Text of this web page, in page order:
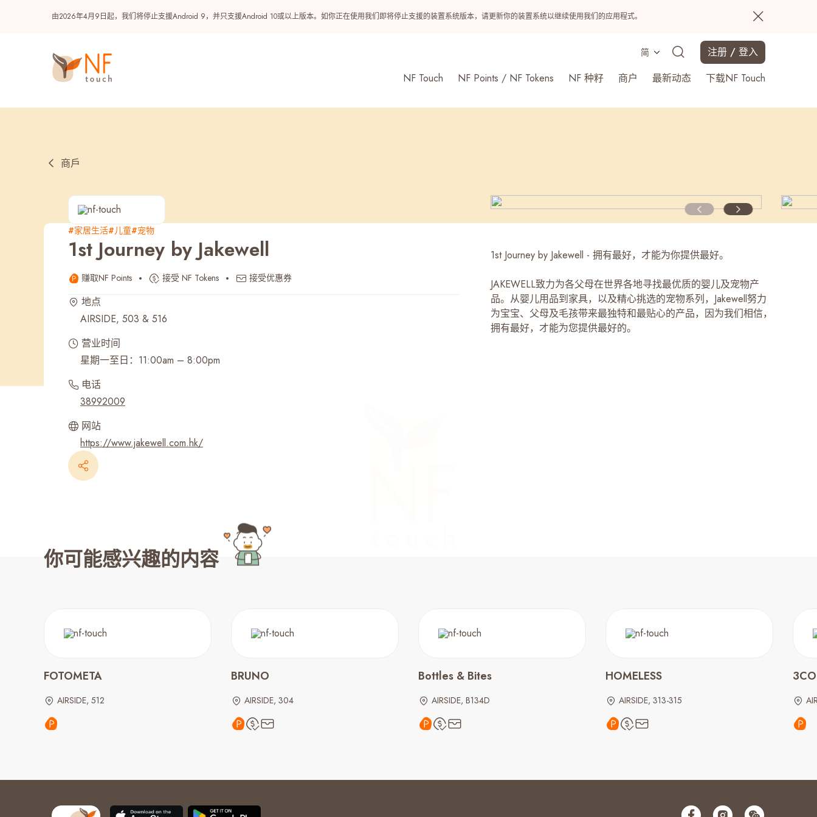
由2026年4月9日起，我们将停止支援Android 9，并只支援Android 10或以上版本。如你正在使用我们即将停止支援的装置系统版本，请更新你的装置系统以继续使用我们的应用程式。
简
注册 / 登入
NF Touch
NF Points / NF Tokens NF 种籽 商户 最新动态 下载NF Touch
热门
NF 种籽 NF Points AIRSIDE 奖赏
最近搜寻纪录
商戶
#家居生活#儿童#宠物
1st Journey by Jakewell
赚取NF Points 接受 NF Tokens 接受优惠券
地点
AIRSIDE, 503 & 516
营业时间
星期一至日：11:00am – 8:00pm
电话
38992009
网站
https://www.jakewell.com.hk/
1st Journey by Jakewell - 拥有最好，才能为你提供最好。
JAKEWELL致力为各父母在世界各地寻找最优质的婴儿及宠物产
品。从婴儿用品到家具，以及精心挑选的宠物系列，Jakewell努力
为宝宝、父母及毛孩带来最独特和最贴心的产品，因为我们相信，
你可能感兴趣的内容
FOTOMETA
AIRSIDE, 512
BRUNO
AIRSIDE, 304
Bottles & Bites
AIRSIDE, B134D
HOMELESS
AIRSIDE, 313-315